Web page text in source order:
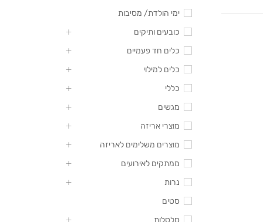
ימי הולדת/ מסיבות
כובעים ותיקים
כלים חד פעמיים
כלים למילוי
כללי
מגשים
מוצרי אריזה
מוצרים משלימים לאריזה
ממתקים לאירועים
נרות
סטים
סלסלות